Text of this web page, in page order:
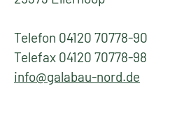
Telefon 04120 70778-90
Telefax 04120 70778-98
info@galabau-nord.de